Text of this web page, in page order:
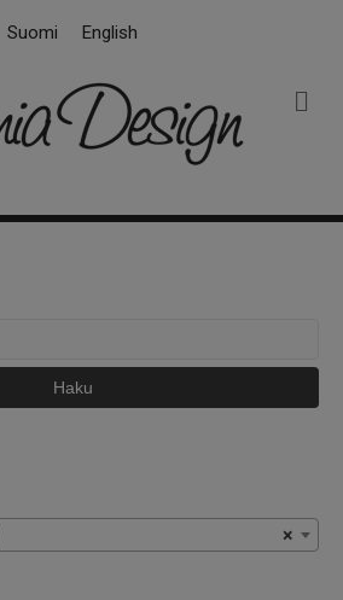
Suomi English
k
Haku
×